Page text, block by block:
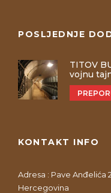
POSLJEDNJE
TITOV
vojnu
KONTAKT INFO
Adresa : Pave Anđelića
Hercegovina